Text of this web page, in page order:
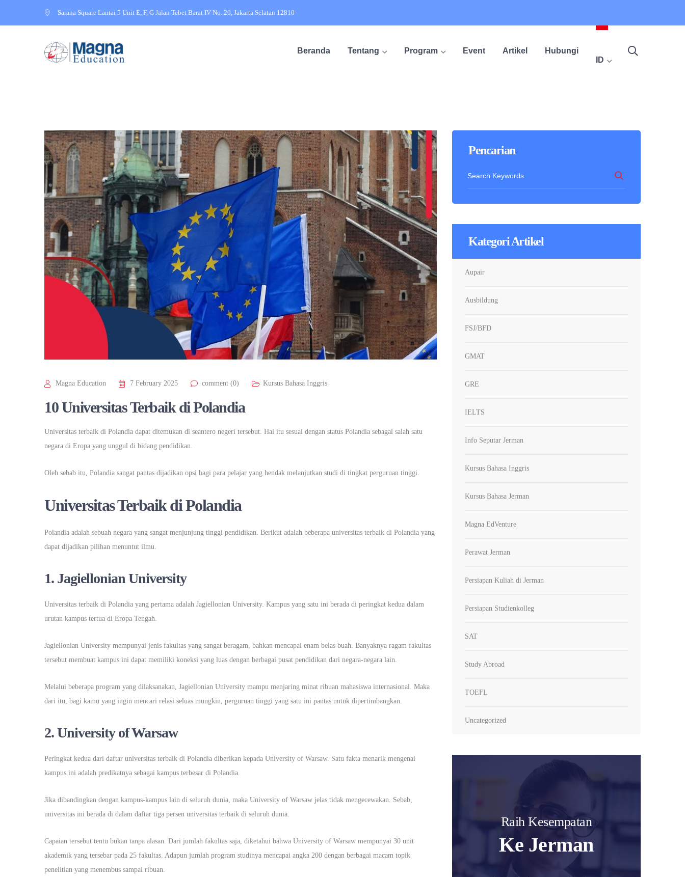
Sarana Square Lantai 5 Unit E, F, G Jalan Tebet Barat IV No. 20, Jakarta Selatan 12810
Beranda Tentang Program Event Artikel
Hubungi
ID
Magna Education 7 February 2025 comment (0) Kursus Bahasa Inggris
10 Universitas Terbaik di Polandia
Universitas terbaik di Polandia dapat ditemukan di seantero negeri tersebut. Hal itu sesuai dengan status Polandia sebagai salah satu
negara di Eropa yang unggul di bidang pendidikan.
Oleh sebab itu, Polandia sangat pantas dijadikan opsi bagi para pelajar yang hendak melanjutkan studi di tingkat perguruan tinggi.
Universitas Terbaik di Polandia
Polandia adalah sebuah negara yang sangat menjunjung tinggi pendidikan. Berikut adalah beberapa universitas terbaik di Polandia yang
dapat dijadikan pilihan menuntut ilmu.
1. Jagiellonian University
Universitas terbaik di Polandia yang pertama adalah Jagiellonian University. Kampus yang satu ini berada di peringkat kedua dalam
urutan kampus tertua di Eropa Tengah.
Jagiellonian University mempunyai jenis fakultas yang sangat beragam, bahkan mencapai enam belas buah. Banyaknya ragam fakultas
tersebut membuat kampus ini dapat memiliki koneksi yang luas dengan berbagai pusat pendidikan dari negara-negara lain.
Melalui beberapa program yang dilaksanakan, Jagiellonian University mampu menjaring minat ribuan mahasiswa internasional. Maka
dari itu, bagi kamu yang ingin mencari relasi seluas mungkin, perguruan tinggi yang satu ini pantas untuk dipertimbangkan.
2.University of Warsaw
Peringkat kedua dari daftar universitas terbaik di Polandia diberikan kepada University of Warsaw. Satu fakta menarik mengenai
kampus ini adalah predikatnya sebagai kampus terbesar di Polandia.
Jika dibandingkan dengan kampus-kampus lain di seluruh dunia, maka University of Warsaw jelas tidak mengecewakan. Sebab,
universitas ini berada di dalam daftar tiga persen universitas terbaik di seluruh dunia.
Capaian tersebut tentu bukan tanpa alasan. Dari jumlah fakultas saja, diketahui bahwa University of Warsaw mempunyai 30 unit
akademik yang tersebar pada 25 fakultas. Adapun jumlah program studinya mencapai angka 200 dengan berbagai macam topik
penelitian yang menembus sampai ribuan.
Pencarian
Kategori Artikel
Aupair
Ausbildung
FSJ/BFD
GMAT
GRE
IELTS
Info Seputar Jerman
Kursus Bahasa Inggris
Kursus Bahasa Jerman
Magna EdVenture
Perawat Jerman
Persiapan Kuliah di Jerman
Persiapan Studienkolleg
SAT
Study Abroad
TOEFL
Uncategorized
Raih Kesempatan
Ke Jerman